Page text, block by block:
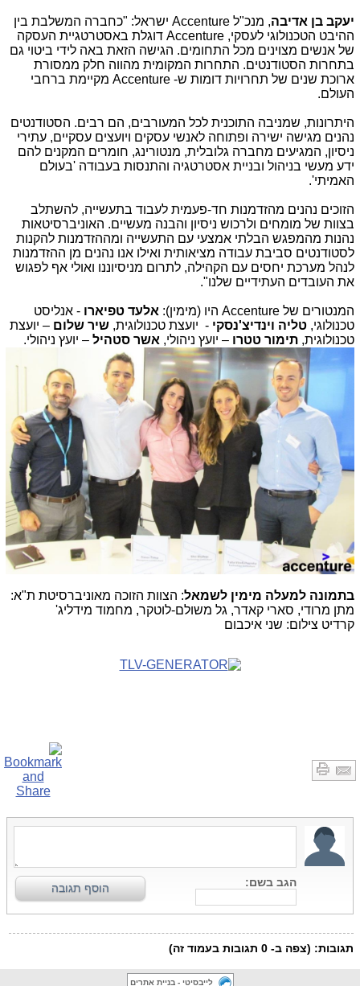
יעקב בן אדיבה, מנכ"ל Accenture ישראל: "כחברה המשלבת בין
ההיבט הטכנולוגי לעסקי, Accenture דוגלת באסטרטגיית העסקה
של אנשים מצוינים מכל התחומים. הגישה הזאת באה לידי ביטוי גם
בתחרות הסטודנטים. התחרות המקומית מהווה חלק ממסורת
ארוכת שנים של תחרויות דומות ש- Accenture מקיימת ברחבי
העולם.
היתרונות, שמניבה התוכנית לכל המעורבים, הם רבים. הסטודנטים
נהנים מגישה ישירה ופתוחה לאנשי עסקים ויועצים עסקיים, עתירי
ניסיון, המגיעים מחברה גלובלית, מנטורינג, חומרים המקנים להם
ידע מעשי בניהול ובניית אסטרטגיה והתנסות בעבודה 'בעולם
האמיתי'.
הזוכים נהנים מהזדמנות חד-פעמית לעבוד בתעשייה, להשתלב
בצוות של מומחים ולרכוש ניסיון והבנה מעשיים. האוניברסיטאות
נהנות מהמפגש הבלתי אמצעי עם התעשייה ומההזדמנות להקנות
לסטודנטים סביבת עבודה מציאותית ואילו אנו נהנים מן ההזדמנות
לנהל מערכת יחסים עם הקהילה, לתרום מניסיוננו ואולי אף לפגוש
את העובדים העתידיים שלנו".
המנטורים של Accenture היו (מימין): אלעד טפיארו - אנליסט
טכנולוגי, טליה וינדיצ'נסקי - יועצת טכנולוגית, שיר שלום – יועצת
טכנולוגית, תימור טטרו – יועץ ניהולי, אשר סטהיל – יועץ ניהולי.
בתמונה למעלה מימין לשמאל: הצוות הזוכה מאוניברסיטת ת"א:
מתן מרודי, סארי קאדר, גל משולם-לוטקר, מחמוד מידליג'
קרדיט צילום: שני איכבום
לייבסיטי - בניית אתרים